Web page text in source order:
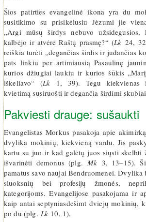
Šios patirties evangelinė ikona yra du
susitikimo su prisikėlusiu Jėzumi jie
„Argi mūsų širdys nebuvo
kalbėjo ir atvėrė Raštų prasmę?“ (Lk 24,
reiškia turėti „degančias širdis ir judančias
pats linkiu per artimiausią Pasaulinę
kurios džiugiai laukiu ir kurios šūkis
iškeliavo“ (Lk 1, 39). Tegu kiekvienas
kvietimą susiruošti ir degančia širdimi
Pakviesti drauge: sušaukti
Evangelistas Morkus pasakoja apie
dvylika mokinių, kiekvieną vardu. Jis
kartu su juo ir kad galėtų juos siųsti
išvarinėti demonus (plg.Mk 3, 13–15).
pamatus savo naujai Bendruomenei.
sluoksnių bei profesijų žmonės,
kategorijoms. Evangelijose pasakojama ir
kaip antai septyniasdešimt dviejų mokinių,
po du (plg. Lk 10, 1).